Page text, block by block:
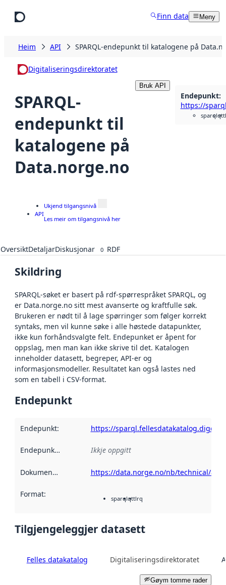
Finn data Meny
Heim API SPARQL-endepunkt til katalogene på
Digitaliseringsdirektoratet
SPARQL-
endepunkt til
katalogene på
Data.norge.no
Bruk API
Endepunkt:
https://
sparqlqttl
API
Ukjend tilgangsnivå
Les meir om tilgangsnivå her
OversiktDetaljarDiskusjonar 0 RDF
Skildring
SPARQL-søket er basert på rdf-spørrespråket SPARQL, og
er Data.norge.no sitt mest avanserte og kraftfulle søk.
Brukeren er nødt til å lage spørringer som følger korrekt
syntaks, men vil kunne søke i alle høstede datapunkter,
ikke kun forhåndsvalgte felt. Endepunket er åpent for
oppslag, men man kan ikke skrive til det. Katalogen
inneholder datasett, begreper, API-er og
informasjonsmodeller. Resultatet kan også lastes ned
som en tabell i CSV-format.
Endepunkt
Endepunkt: https://
Endepunktskildring Ikkje oppgitt
Dokumentasjon https://data.norge.no/nb/technical/api/
Format: sparqlqttlrq
Tilgjengeleggjer datasett
Felles datakatalog Digitaliseringsdirektoratet
Gøym tomme rader